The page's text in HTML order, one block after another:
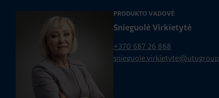
PRODUKTO VADOVĖ
Snieguolė Virkietytė
+370 687 26 868